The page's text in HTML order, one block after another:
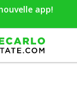
app!